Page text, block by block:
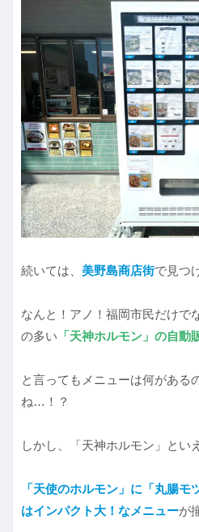
続いては、 美野島商店街で見つ
なんと！アノ！福岡市民だけで
の多い 「天神ホルモン」の自動
と言ってもメニューは何がある
ね…！？
しかし、「天神ホルモン」とい
「天使のホルモン」に「丸腸
はインパクト大！なメニューが